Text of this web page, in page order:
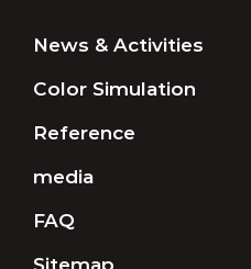
News & Activities
Color Simulation
Reference
media
FAQ